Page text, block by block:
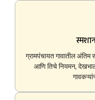
ग्रामपंचायत गावातील
आणि तिचे नियमन,